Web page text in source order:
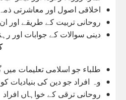
اخلاقی اصول اور معاشرتی ذمہ
روحانی تربیت کے طریقے اور
دینی سوالات کے جوابات اور
طلباء جو اسلامی تعلیمات
وہ افراد جو دین کی بنیادیات
روحانی ترقی کے خواہاں افراد